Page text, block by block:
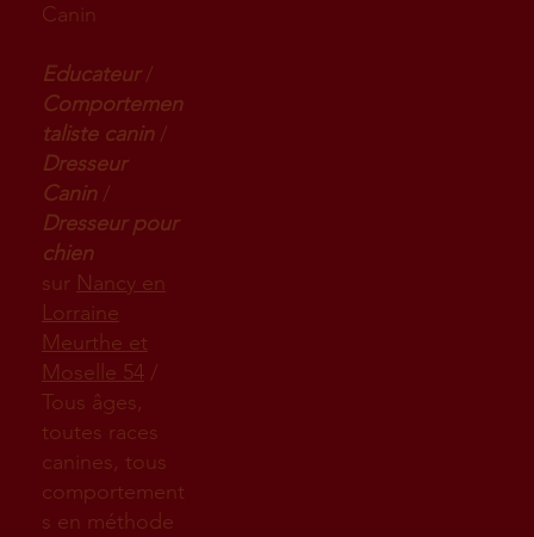
Canin
Educateur/
Comportemen
taliste canin/
Dresseur
Canin/
Dresseur pour
chien
sur Nancy en
Lorraine
Meurthe et
Moselle 54/
Tous âges,
toutes races
canines, tous
comportement
s en méthode